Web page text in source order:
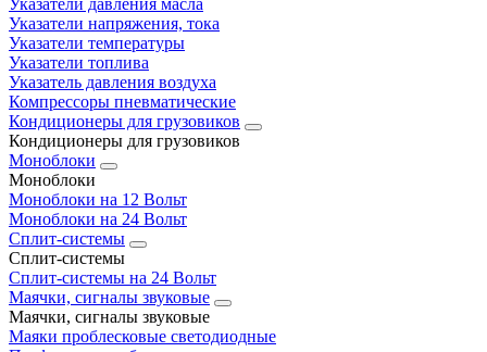
Указатели давления масла
Указатели напряжения, тока
Указатели температуры
Указатели топлива
Указатель давления воздуха
Компрессоры пневматические
Кондиционеры для грузовиков
Кондиционеры для грузовиков
Моноблоки
Моноблоки
Моноблоки на 12 Вольт
Моноблоки на 24 Вольт
Сплит-системы
Сплит-системы
Сплит‑системы на 24 Вольт
Маячки, сигналы звуковые
Маячки, сигналы звуковые
Маяки проблесковые светодиодные